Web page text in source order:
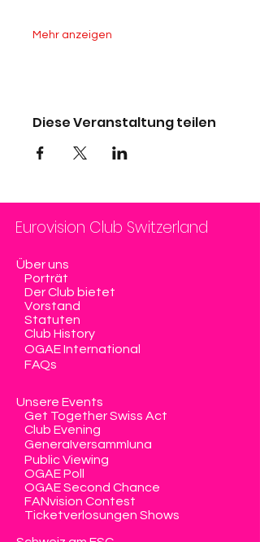
Mehr anzeigen
Diese Veranstaltung teilen
Eurovision Club Switzerland
Über uns
Porträt
Der Club bietet
Vorstand
Statuten
Club History
OGAE International
FAQs
Unsere Events
Get Together Swiss Act
Club Evening
Generalversammlung
Public Viewing
OGAE Poll
OGAE Second Chance
FANvision Contest
Ticketverlosungen Shows